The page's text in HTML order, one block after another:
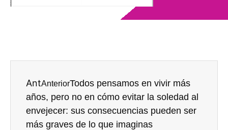
AntAnteriorTodos pensamos en vivir más
años, pero no en cómo evitar la soledad al
envejecer: sus consecuencias pueden ser
más graves de lo que imaginas